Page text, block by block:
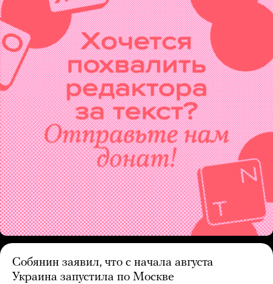
Собянин заявил, что с начала августа
Украина запустила по Москве